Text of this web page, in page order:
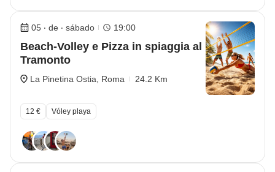
05 ‧ de ‧ sábado 19:00
Beach-Volley e Pizza in spiaggia al
Tramonto
La Pinetina Ostia, Roma 24.2 Km
12 € Vóley playa